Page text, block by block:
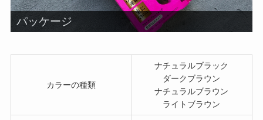
パッケージ
カラーの種類
ナチュラルブラック
ダークブラウン
ナチュラルブラウン
ライトブラウン